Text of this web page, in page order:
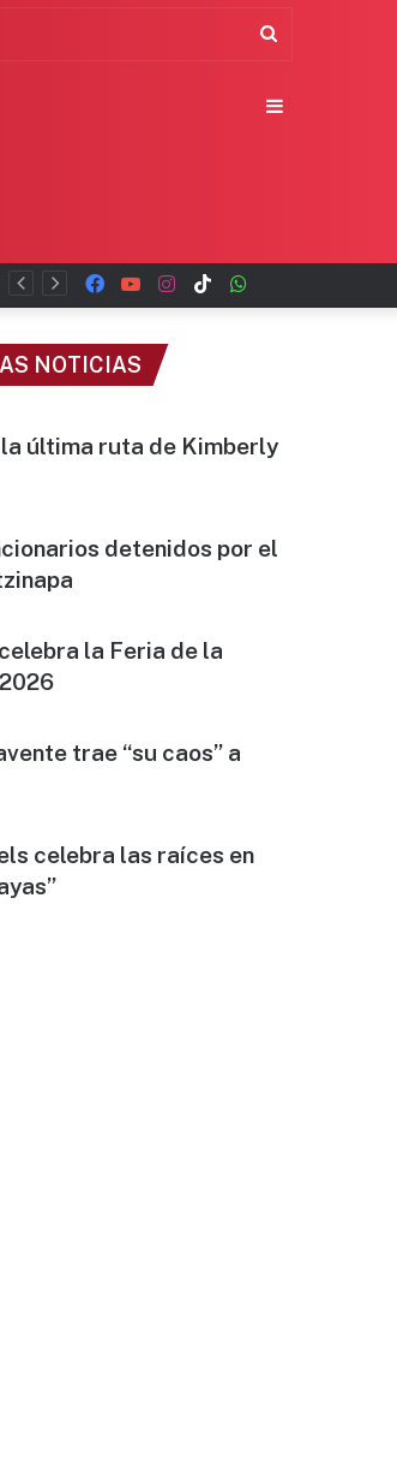
TikTok
Instagram
YouTube
Facebook
NOTICIAS
última ruta de Kimberly
detenidos por el
la Feria de la
trae “su caos” a
celebra las raíces en